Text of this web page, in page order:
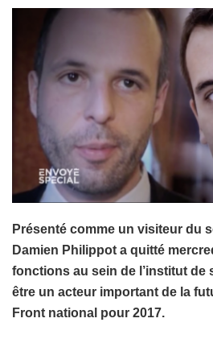
Présenté comme un visiteur du
Damien Philippot a quitté
fonctions au sein de l’institut de
être un acteur important de la
Front national pour 2017.